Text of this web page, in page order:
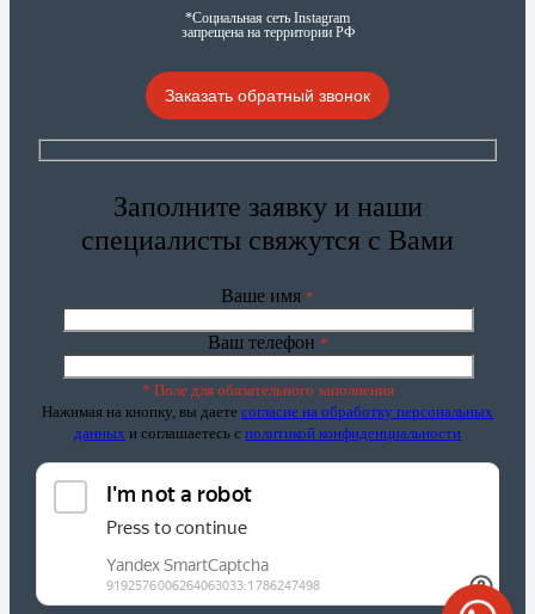
*Социальная сеть Instagram
запрещена на территории РФ
Заказать обратный звонок
Заполните заявку и наши
специалисты свяжутся с Вами
Ваше имя *
Ваш телефон *
* Поле для обязательного заполнения
Нажимая на кнопку, вы даете согласие на обработку персональных
данных и соглашаетесь c политикой конфиденциальности